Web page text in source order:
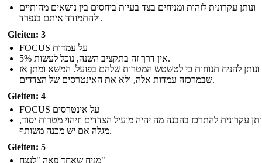
ונותן עקרונית לזהות ומניחים בצד בעיות ביחסים בין נושאים מהותיים
ולהתמודד איתם בנפרד.
Gleiten: 3
FOCUS על עמדות
אין דרך זה בתקציב השנה, נוכל לעשות 5%.
ונותן להניח תנוחות כי לטשטש המטרות שלהם בפועל. המשא ומתן אז
שבמרכזה עמדות אלה, ולא את האינטרסים של הצדדים.
Gleiten: 4
FOCUS על אינטרסים
עקרונית להתרכז בהבנה מה יהיה מועיל הצדדים וזיהוי מטרות יסוד,
מגלה אם יש מכנה משותף.
Gleiten: 5
מניח שאחד פאה "לנצח"